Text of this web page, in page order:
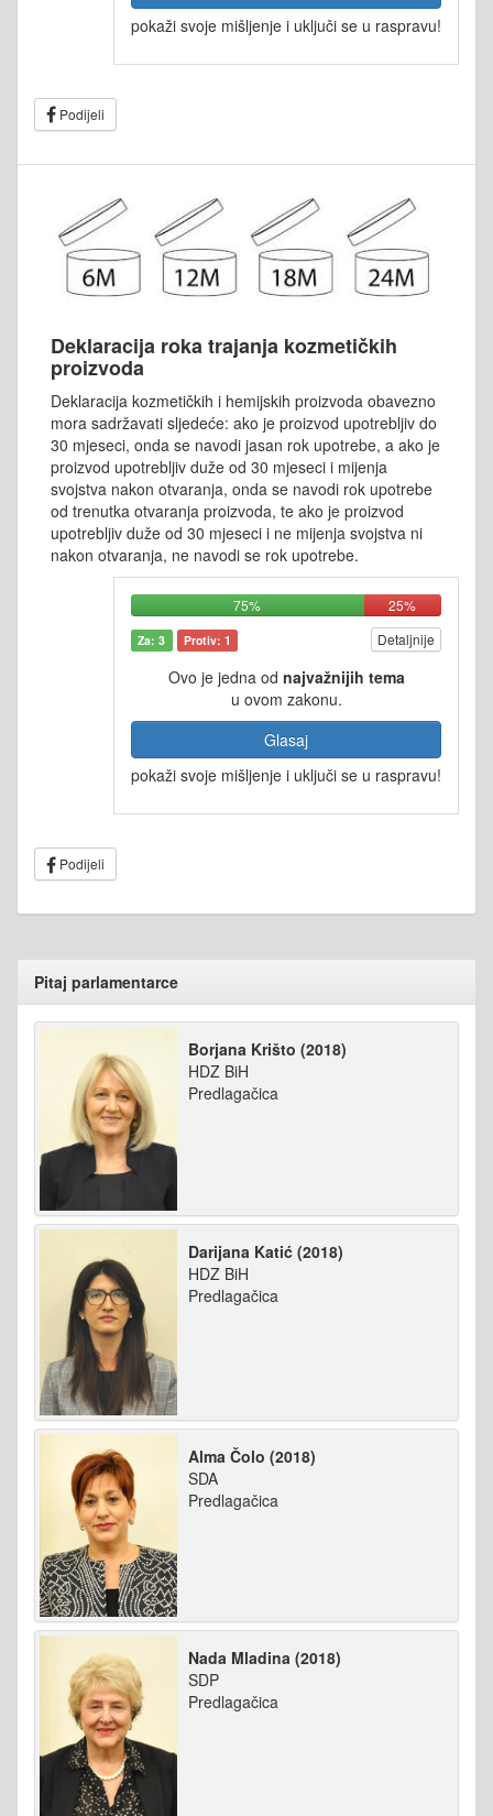
pokaži svoje mišljenje i uključi se u raspravu!
Podijeli
Deklaracija roka trajanja kozmetičkih
proizvoda
Deklaracija kozmetičkih i hemijskih proizvoda obavezno
mora sadržavati sljedeće: ako je proizvod upotrebljiv do
30 mjeseci, onda se navodi jasan rok upotrebe, a ako je
proizvod upotrebljiv duže od 30 mjeseci i mijenja
svojstva nakon otvaranja, onda se navodi rok upotrebe
od trenutka otvaranja proizvoda, te ako je proizvod
upotrebljiv duže od 30 mjeseci i ne mijenja svojstva ni
nakon otvaranja, ne navodi se rok upotrebe.
75% 25%
Za: 3 Protiv: 1 Detaljnije
Ovo je jedna od najvažnijih tema
u ovom zakonu.
Glasaj
pokaži svoje mišljenje i uključi se u raspravu!
Podijeli
Pitaj parlamentarce
Borjana Krišto (2018)
HDZ BiH
Predlagačica
Darijana Katić (2018)
HDZ BiH
Predlagačica
Alma Čolo (2018)
SDA
Predlagačica
Nada Mladina (2018)
SDP
Predlagačica